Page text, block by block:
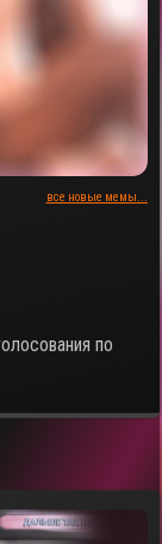
все новые мемы...
по